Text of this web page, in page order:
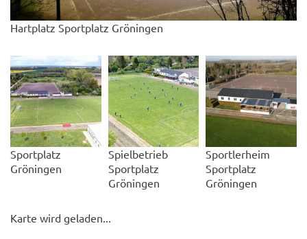
Hartplatz Sportplatz Gröningen
Sportplatz
Gröningen
Spielbetrieb
Sportplatz
Gröningen
Sportlerheim
Sportplatz
Gröningen
Karte wird geladen...